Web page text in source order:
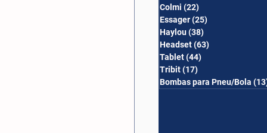
Colmi (22)
Essager(25)
Haylou(38)
Headset(63)
Tablet(44)
Tribit(17)
Bombas para Pneu/Bola